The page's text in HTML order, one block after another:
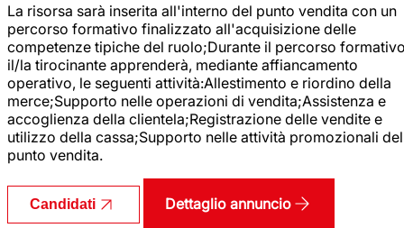
La risorsa sarà inserita all'interno del punto vendita con un
percorso formativo finalizzato all'acquisizione delle
competenze tipiche del ruolo;Durante il percorso
il/la tirocinante apprenderà, mediante affiancamento
operativo, le seguenti attività:Allestimento e riordino della
merce;Supporto nelle operazioni di vendita;Assistenza e
accoglienza della clientela;Registrazione delle vendite e
utilizzo della cassa;Supporto nelle attività promozionali del
punto vendita.
Candidati Dettaglio annuncio